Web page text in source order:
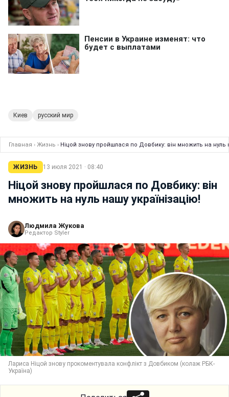
Киев русский мир
Главная › Жизнь › Ніцой знову пройшлася по Довбику: він множить на нуль
ЖИЗНЬ 13 июля 2021 · 08:40
Ніцой знову пройшлася по Довбику: він
множить на нуль нашу українізацію!
Людмила Жукова
Редактор Styler
Лариса Ніцой знову прокоментувала конфлікт з Довбиком (колаж РБК-
Україна)